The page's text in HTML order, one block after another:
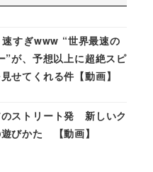
すぎwww “世界最速の
”が、予想以上に超絶スピ
せてくれる件【動画】
ストリート発 新しいク
びかた 【動画】